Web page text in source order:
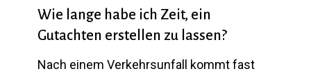
habe
Zeit,
Wie lange habe ich Zeit, ein
Gutachten erstellen zu lassen?
Nach einem Verkehrsunfall kommt fast